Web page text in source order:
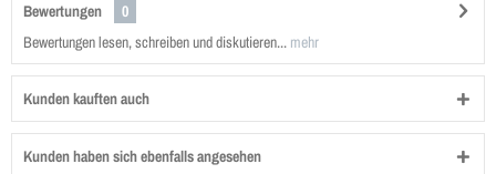
Bewertungen
0
Bewertungen lesen, schreiben und diskutieren... mehr
Kunden kauften auch
Kunden haben sich ebenfalls angesehen